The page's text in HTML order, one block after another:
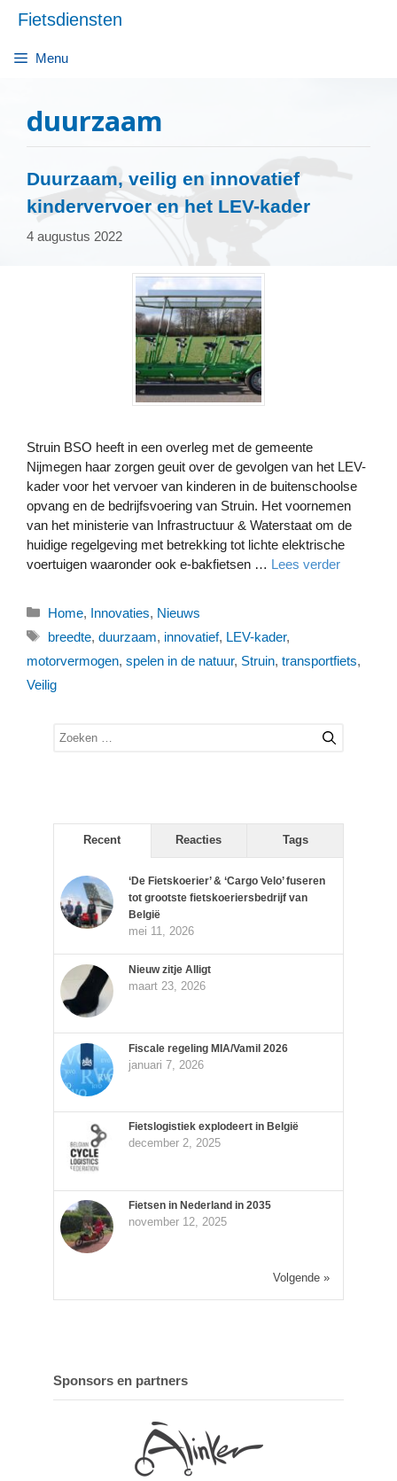
naar
inhoud
Fietsdiensten
Menu
duurzaam
Duurzaam, veilig en innovatief
kindervervoer en het LEV-kader
4 augustus 2022
Struin BSO heeft in een overleg met de gemeente
Nijmegen haar zorgen geuit over de gevolgen van het LEV-
kader voor het vervoer van kinderen in de buitenschoolse
opvang en de bedrijfsvoering van Struin. Het voornemen
van het ministerie van Infrastructuur & Waterstaat om de
huidige regelgeving met betrekking tot lichte elektrische
voertuigen waaronder ook e-bakfietsen … Lees verder
Categorieën
Home, Innovaties, Nieuws
Tags
breedte, duurzaam, innovatief, LEV-kader,
motorvermogen, spelen in de natuur, Struin, transportfiets,
Veilig
Zoek
Recent Reacties Tags
‘De Fietskoerier’ & ‘Cargo Velo’ fuseren
tot grootste fietskoeriersbedrijf van
België
mei 11, 2026
Nieuw zitje Alligt
maart 23, 2026
Fiscale regeling MIA/Vamil 2026
januari 7, 2026
Fietslogistiek explodeert in België
december 2, 2025
Fietsen in Nederland in 2035
november 12, 2025
Volgende »
Sponsors en partners